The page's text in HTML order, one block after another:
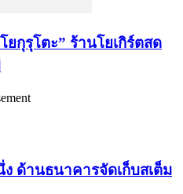
กุรุโตะ” ร้านโยเกิร์ตสด
ด้านธนาคารจัดเก็บสเต็ม